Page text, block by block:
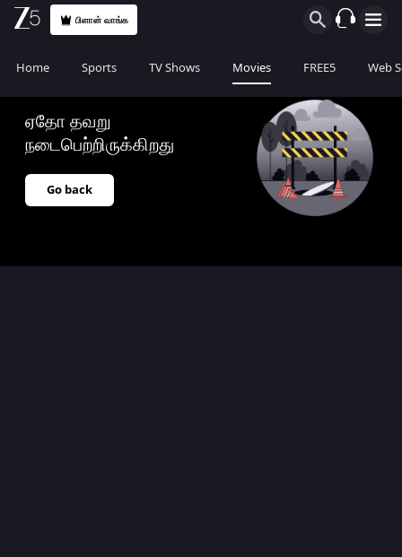
பிளான் வாங்க
Home Sports TV Shows Movies FREE5 Web
ஏதோ தவறு
நடைபெற்றிருக்கிறது
Go back